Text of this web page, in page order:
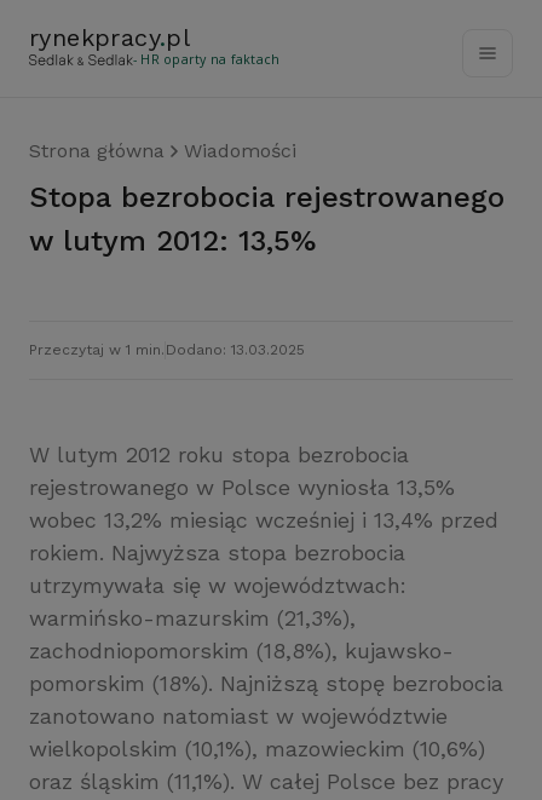
rynekpracy.pl
- HR oparty na faktach
Strona główna Wiadomości
Stopa bezrobocia rejestrowanego
w lutym 2012: 13,5%
Przeczytaj w 1 min. Dodano: 13.03.2025
W lutym 2012 roku stopa bezrobocia
rejestrowanego w Polsce wyniosła 13,5%
wobec 13,2% miesiąc wcześniej i 13,4% przed
rokiem. Najwyższa stopa bezrobocia
utrzymywała się w województwach:
warmińsko-mazurskim (21,3%),
zachodniopomorskim (18,8%), kujawsko-
pomorskim (18%). Najniższą stopę bezrobocia
zanotowano natomiast w województwie
wielkopolskim (10,1%), mazowieckim (10,6%)
oraz śląskim (11,1%). W całej Polsce bez pracy